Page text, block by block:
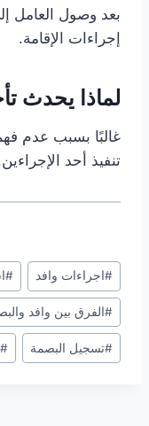
بعد وصول العامل
إجراءات الإقامة.
لماذا يحدث
غالبًا بسبب عدم
تنفيذ أحد
#اجراءات وافد #
#الفرق بين وافد
#تسجيل البصمة #